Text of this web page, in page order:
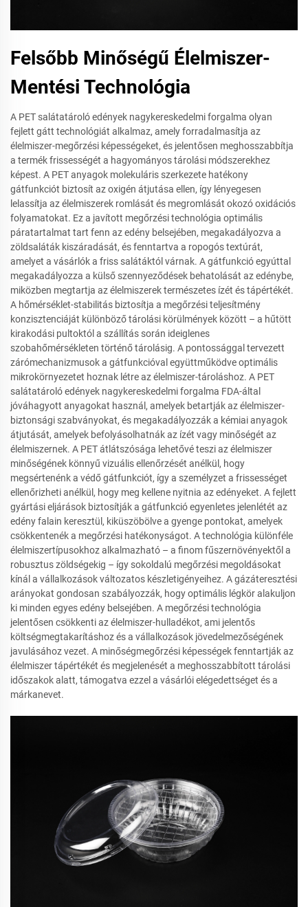
Felsőbb Minőségű Élelmiszer-
Mentési Technológia
A PET salátatároló edények nagykereskedelmi forgalma olyan
fejlett gátt technológiát alkalmaz, amely forradalmasítja az
élelmiszer-megőrzési képességeket, és jelentősen meghosszabbítja
a termék frissességét a hagyományos tárolási módszerekhez
képest. A PET anyagok molekuláris szerkezete hatékony
gátfunkciót biztosít az oxigén átjutása ellen, így lényegesen
lelassítja az élelmiszerek romlását és megromlását okozó oxidációs
folyamatokat. Ez a javított megőrzési technológia optimális
páratartalmat tart fenn az edény belsejében, megakadályozva a
zöldsaláták kiszáradását, és fenntartva a ropogós textúrát,
amelyet a vásárlók a friss salátáktól várnak. A gátfunkció egyúttal
megakadályozza a külső szennyeződések behatolását az edénybe,
miközben megtartja az élelmiszerek természetes ízét és tápértékét.
A hőmérséklet-stabilitás biztosítja a megőrzési teljesítmény
konzisztenciáját különböző tárolási körülmények között – a hűtött
kirakodási pultoktól a szállítás során ideiglenes
szobahőmérsékleten történő tárolásig. A pontossággal tervezett
zárómechanizmusok a gátfunkcióval együttműködve optimális
mikrokörnyezetet hoznak létre az élelmiszer-tároláshoz. A PET
salátatároló edények nagykereskedelmi forgalma FDA-által
jóváhagyott anyagokat használ, amelyek betartják az élelmiszer-
biztonsági szabványokat, és megakadályozzák a kémiai anyagok
átjutását, amelyek befolyásolhatnák az ízét vagy minőségét az
élelmiszernek. A PET átlátszósága lehetővé teszi az élelmiszer
minőségének könnyű vizuális ellenőrzését anélkül, hogy
megsértenénk a védő gátfunkciót, így a személyzet a frissességet
ellenőrizheti anélkül, hogy meg kellene nyitnia az edényeket. A fejlett
gyártási eljárások biztosítják a gátfunkció egyenletes jelenlétét az
edény falain keresztül, kiküszöbölve a gyenge pontokat, amelyek
csökkentenék a megőrzési hatékonyságot. A technológia különféle
élelmiszertípusokhoz alkalmazható – a finom fűszernövényektől a
robusztus zöldségekig – így sokoldalú megőrzési megoldásokat
kínál a vállalkozások változatos készletigényeihez. A gázáteresztési
arányokat gondosan szabályozzák, hogy optimális légkör alakuljon
ki minden egyes edény belsejében. A megőrzési technológia
jelentősen csökkenti az élelmiszer-hulladékot, ami jelentős
költségmegtakarításhoz és a vállalkozások jövedelmezőségének
javulásához vezet. A minőségmegőrzési képességek fenntartják az
élelmiszer tápértékét és megjelenését a meghosszabbított tárolási
időszakok alatt, támogatva ezzel a vásárlói elégedettséget és a
márkanevet.